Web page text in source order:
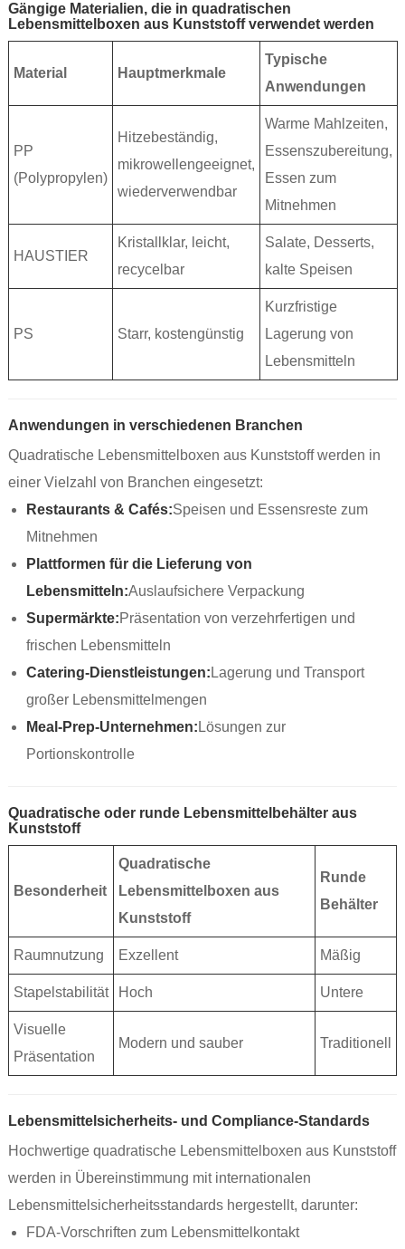
Gängige Materialien, die in quadratischen
Lebensmittelboxen aus Kunststoff verwendet werden
Material Hauptmerkmale
Typische
Anwendungen
PP
(Polypropylen)
Hitzebeständig,
mikrowellengeeignet,
wiederverwendbar
Warme Mahlzeiten,
Essenszubereitung,
Essen zum
Mitnehmen
HAUSTIER
Kristallklar, leicht,
recycelbar
Salate, Desserts,
kalte Speisen
PS Starr, kostengünstig
Kurzfristige
Lagerung von
Lebensmitteln
Anwendungen in verschiedenen Branchen
Quadratische Lebensmittelboxen aus Kunststoff werden in
einer Vielzahl von Branchen eingesetzt:
Restaurants & Cafés:Speisen und Essensreste zum
Mitnehmen
Plattformen für die Lieferung von
Lebensmitteln:Auslaufsichere Verpackung
Supermärkte:Präsentation von verzehrfertigen und
frischen Lebensmitteln
Catering-Dienstleistungen:Lagerung und Transport
großer Lebensmittelmengen
Meal-Prep-Unternehmen:Lösungen zur
Portionskontrolle
Quadratische oder runde Lebensmittelbehälter aus
Kunststoff
Besonderheit
Quadratische
Lebensmittelboxen aus
Kunststoff
Runde
Behälter
Raumnutzung Exzellent Mäßig
Stapelstabilität Hoch Untere
Visuelle
Präsentation
Modern und sauber Traditionell
Lebensmittelsicherheits- und Compliance-Standards
Hochwertige quadratische Lebensmittelboxen aus Kunststoff
werden in Übereinstimmung mit internationalen
Lebensmittelsicherheitsstandards hergestellt, darunter:
FDA-Vorschriften zum Lebensmittelkontakt